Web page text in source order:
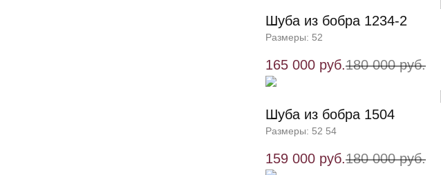
Шуба из бобра 1234-2
Размеры: 52
165 000 руб.180 000 руб.
Шуба из бобра 1504
Размеры: 52 54
159 000 руб.180 000 руб.